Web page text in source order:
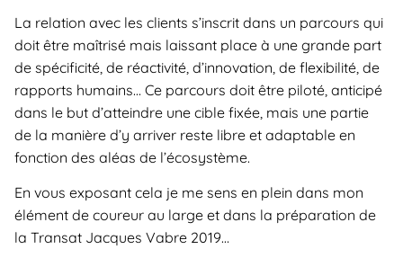
La relation avec les clients s’inscrit dans un parcours qui
doit être maîtrisé mais laissant place à une grande part
de spécificité, de réactivité, d’innovation, de flexibilité, de
rapports humains… Ce parcours doit être piloté, anticipé
dans le but d’atteindre une cible fixée, mais une partie
de la manière d’y arriver reste libre et adaptable en
fonction des aléas de l’écosystème.
En vous exposant cela je me sens en plein dans mon
élément de coureur au large et dans la préparation de
la Transat Jacques Vabre 2019…